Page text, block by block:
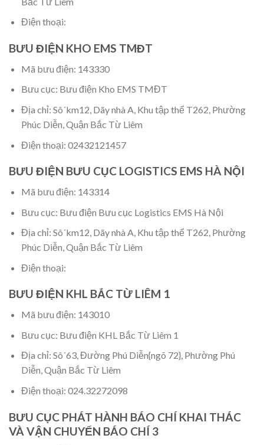
Điện thoại:
BƯU ĐIỆN KHO EMS TMĐT
Mã bưu điện: 143330
Bưu cục: Bưu điện Kho EMS TMĐT
Địa chỉ: Sô´km12, Dãy nhà A, Khu tập thể T262, Phường
Phúc Diễn, Quận Bắc Từ Liêm
Điện thoại: 02432121457
BƯU ĐIỆN BƯU CỤC LOGISTICS EMS HÀ NỘI
Mã bưu điện: 143314
Bưu cục: Bưu điện Bưu cục Logistics EMS Hà Nội
Địa chỉ: Sô´km12, Dãy nhà A, Khu tập thể T262, Phường
Phúc Diễn, Quận Bắc Từ Liêm
Điện thoại:
BƯU ĐIỆN KHL BẮC TỪ LIÊM 1
Mã bưu điện: 143010
Bưu cục: Bưu điện KHL Bắc Từ Liêm 1
Địa chỉ: Sô´63, Đường Phú Diễn{ngõ 72}, Phường Phú
Diễn, Quận Bắc Từ Liêm
Điện thoại: 024.32272098
BƯU CỤC PHÁT HÀNH BÁO CHÍ KHAI THÁC
VÀ VẬN CHUYỂN BÁO CHÍ 3